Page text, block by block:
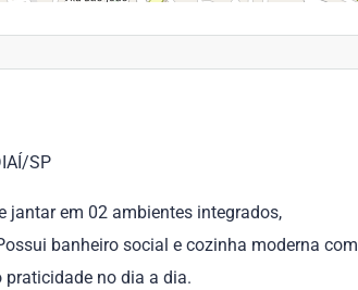
SP
jantar em 02 ambientes integrados,
banheiro social e cozinha moderna com
no dia a dia.